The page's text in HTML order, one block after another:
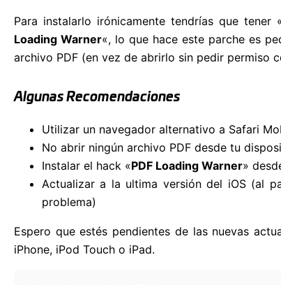
Para instalarlo irónicamente tendrías que tener
Loading Warner«, lo que hace este parche es
archivo PDF (en vez de abrirlo sin pedir permiso
Algunas Recomendaciones
Utilizar un navegador alternativo a Safari
No abrir ningún archivo PDF desde tu
Instalar el hack «PDF Loading Warner»
Actualizar a la ultima versión del iOS (al
problema)
Espero que estés pendientes de las nuevas
iPhone, iPod Touch o iPad.